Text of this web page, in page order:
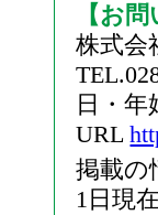
【お
株式会
日・年
URL
掲載の
1日現